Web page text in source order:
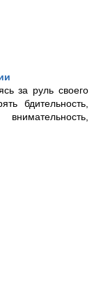
за руль своего
бдительность,